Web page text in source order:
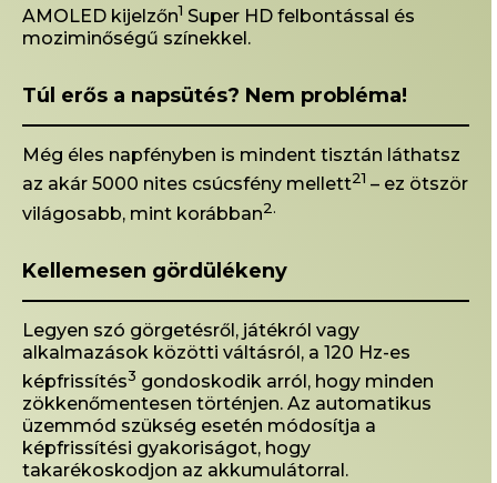
AMOLED kijelzőn1 Super HD felbontással és
moziminőségű színekkel.
Túl erős a napsütés? Nem probléma!
Még éles napfényben is mindent tisztán láthatsz
az akár 5000 nites csúcsfény mellett21 – ez ötször
világosabb, mint korábban2.
Kellemesen gördülékeny
Legyen szó görgetésről, játékról vagy
alkalmazások közötti váltásról, a 120 Hz-es
képfrissítés3 gondoskodik arról, hogy minden
zökkenőmentesen történjen. Az automatikus
üzemmód szükség esetén módosítja a
képfrissítési gyakoriságot, hogy
takarékoskodjon az akkumulátorral.